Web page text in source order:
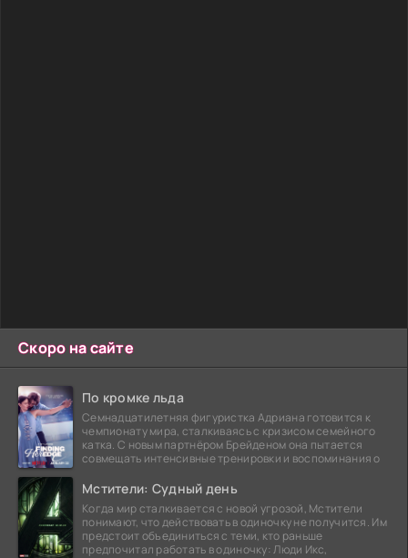
Скоро на сайте
По кромке льда
Семнадцатилетняя фигуристка Адриана готовится к
чемпионату мира, сталкиваясь с кризисом семейного
катка. С новым партнёром Брейденом она пытается
совмещать интенсивные тренировки и воспоминания о
Мстители: Судный день
Когда мир сталкивается с новой угрозой, Мстители
понимают, что действовать в одиночку не получится. Им
предстоит объединиться с теми, кто раньше
предпочитал работать в одиночку: Люди Икс,